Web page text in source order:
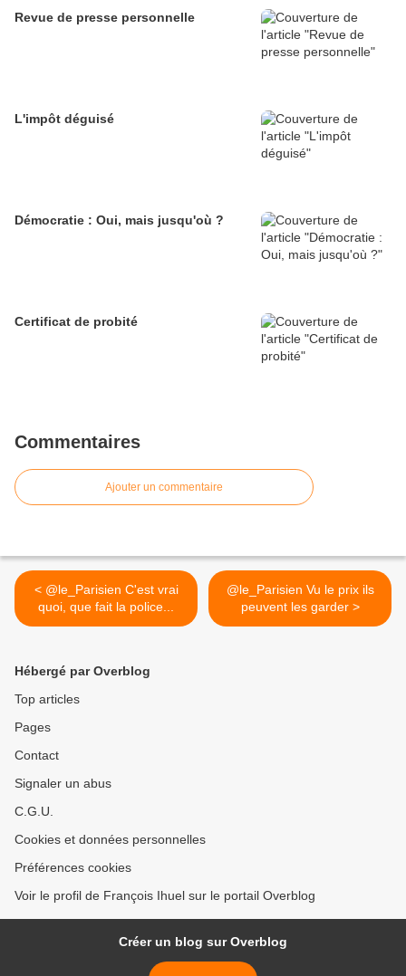
Revue de presse personnelle
L'impôt déguisé
Démocratie : Oui, mais jusqu'où ?
Certificat de probité
Commentaires
Ajouter un commentaire
< @le_Parisien C'est vrai
quoi, que fait la police...
@le_Parisien Vu le prix ils
peuvent les garder >
Hébergé par Overblog
Top articles
Pages
Contact
Signaler un abus
C.G.U.
Cookies et données personnelles
Préférences cookies
Voir le profil de François Ihuel sur le portail Overblog
Créer un blog sur Overblog